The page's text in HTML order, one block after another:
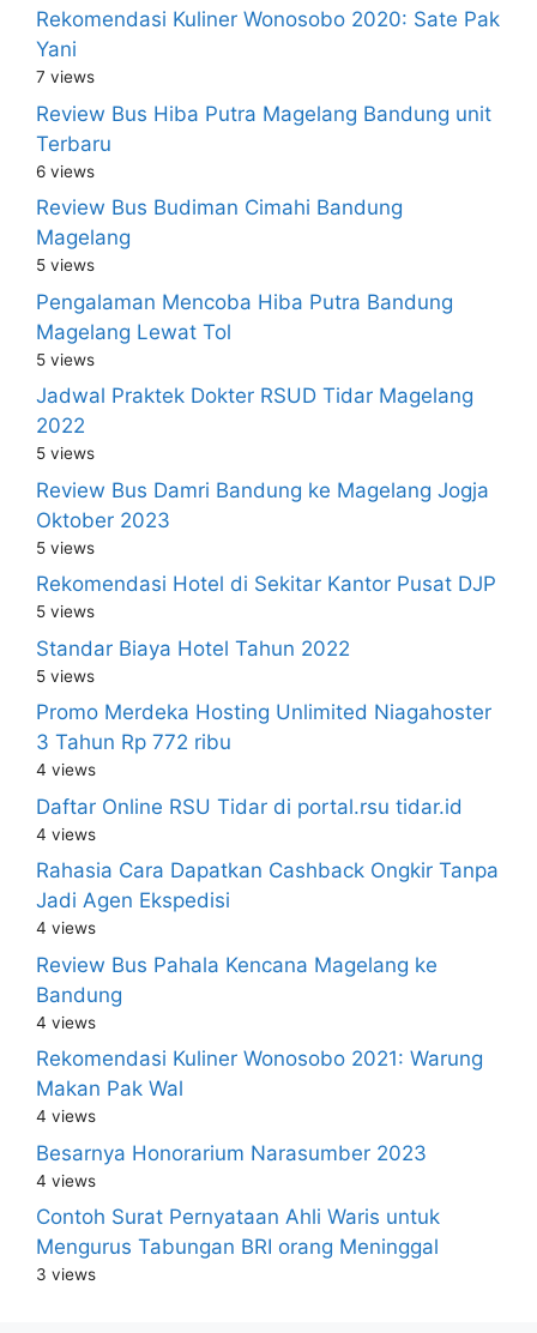
Rekomendasi Kuliner Wonosobo 2020: Sate Pak
Yani
7 views
Review Bus Hiba Putra Magelang Bandung unit
Terbaru
6 views
Review Bus Budiman Cimahi Bandung
Magelang
5 views
Pengalaman Mencoba Hiba Putra Bandung
Magelang Lewat Tol
5 views
Jadwal Praktek Dokter RSUD Tidar Magelang
2022
5 views
Review Bus Damri Bandung ke Magelang Jogja
Oktober 2023
5 views
Rekomendasi Hotel di Sekitar Kantor Pusat DJP
5 views
Standar Biaya Hotel Tahun 2022
5 views
Promo Merdeka Hosting Unlimited Niagahoster
3 Tahun Rp 772 ribu
4 views
Daftar Online RSU Tidar di portal.rsu tidar.id
4 views
Rahasia Cara Dapatkan Cashback Ongkir Tanpa
Jadi Agen Ekspedisi
4 views
Review Bus Pahala Kencana Magelang ke
Bandung
4 views
Rekomendasi Kuliner Wonosobo 2021: Warung
Makan Pak Wal
4 views
Besarnya Honorarium Narasumber 2023
4 views
Contoh Surat Pernyataan Ahli Waris untuk
Mengurus Tabungan BRI orang Meninggal
3 views